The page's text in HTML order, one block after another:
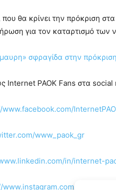
θα κρίνει την πρόκριση στα
για τον καταρτισμό των
σφραγίδα στην
Internet PAOK Fans στα social
www_paok_gr
in/internet-